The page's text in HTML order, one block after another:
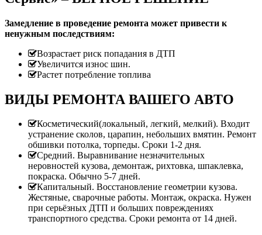
Замедление в проведение ремонта может привести к
ненужным последствиям:
Возрастает риск попадания в ДТП
Увеличится износ шин.
Растет потребление топлива
ВИДЫ РЕМОНТА ВАШЕГО АВТО
Косметический(локальный, легкий, мелкий). Входит
устранение сколов, царапин, небольших вмятин. Ремонт
обшивки потолка, торпеды. Сроки 1-2 дня.
Средний. Выравнивание незначительных
неровностей кузова, демонтаж, рихтовка, шпаклевка,
покраска. Обычно 5-7 дней.
Капитальный. Восстановление геометрии кузова.
Жестяные, сварочные работы. Монтаж, окраска. Нужен
при серьёзных ДТП и больших повреждениях
транспортного средства. Сроки ремонта от 14 дней.